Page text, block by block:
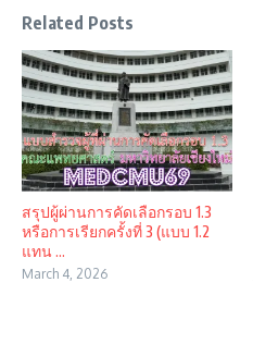
Related Posts
สรุปผู้ผ่านการคัดเลือกรอบ 1.3
หรือการเรียกครั้งที่ 3 (แบบ 1.2
แทน ...
March 4, 2026